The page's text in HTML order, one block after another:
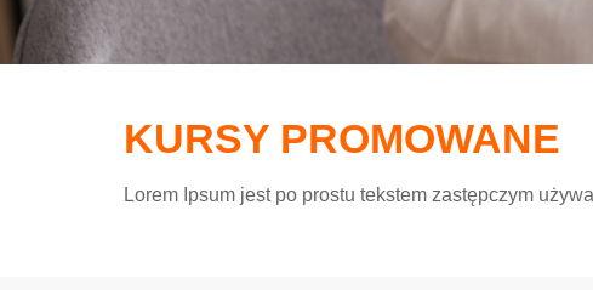
KURSY PROMOWANE
Lorem Ipsum jest po prostu tekstem zastępczym